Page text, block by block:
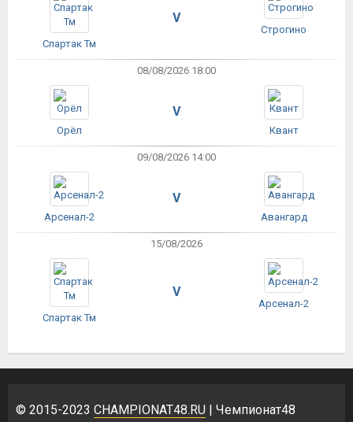
Спартак Тм
V
Строгино
08/08/2026 18:00
Орёл
V
Квант
09/08/2026 14:00
Арсенал-2
V
Авангард
15/08/2026
Спартак Тм
V
Арсенал-2
© 2015-2023 CHAMPIONAT48.RU | Чемпионат48